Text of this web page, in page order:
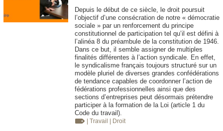
Depuis le début de ce siècle, le droit poursuit
l’objectif d’une consécration de notre « démocratie
sociale » par un renforcement du principe
constitutionnel de participation tel qu’il est défini à
l’alinéa 8 du préambule de la constitution de 1946.
Dans ce but, il semble assigner de multiples
finalités différentes à l’action syndicale. En effet,
le syndicalisme français toujours structuré sur un
modèle pluriel de diverses grandes confédérations
de tendance capables de coordonner l’action de
fédérations professionnelles ainsi que des
sections d’entreprises peut désormais prétendre
participer à la formation de la Loi (article 1 du
Code du travail).
| Travail | Droit